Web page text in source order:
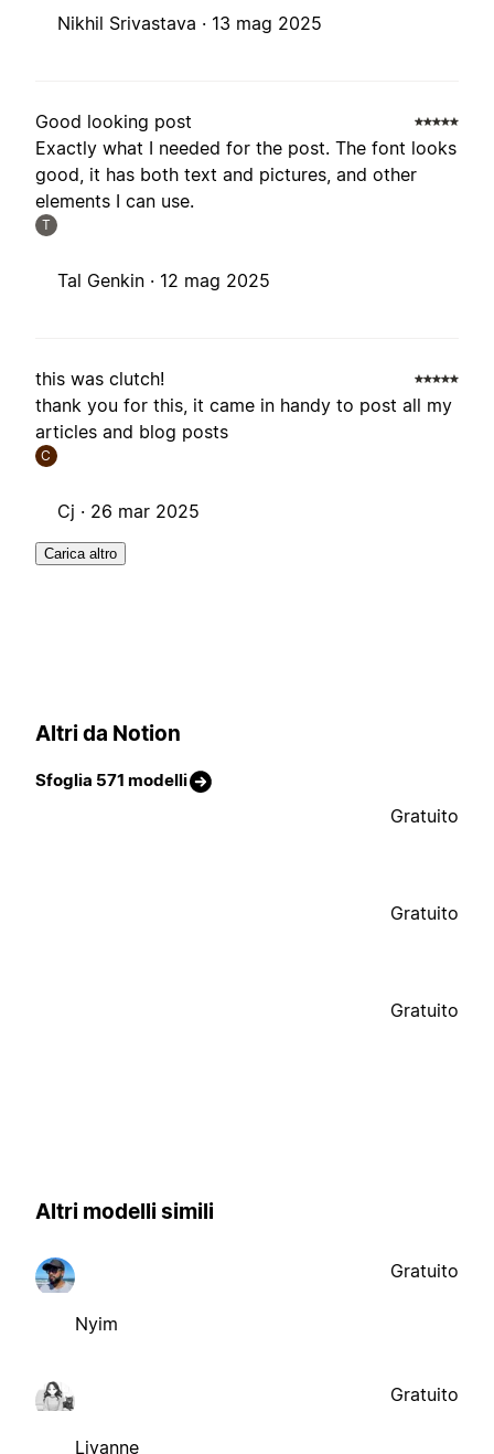
Nikhil Srivastava · 13 mag 2025
Good looking post
Exactly what I needed for the post. The font looks
good, it has both text and pictures, and other
elements I can use.
T
Tal Genkin · 12 mag 2025
this was clutch!
thank you for this, it came in handy to post all my
articles and blog posts
C
Cj · 26 mar 2025
Carica altro
Altri da Notion
Sfoglia 571 modelli
Gratuito
Gratuito
Gratuito
Altri modelli simili
Nyim
Gratuito
Liyanne
Gratuito